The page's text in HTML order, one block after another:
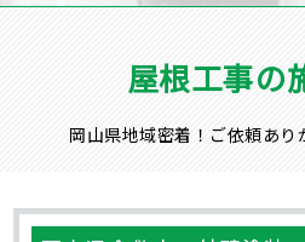
屋根工事の
岡山県地域密着！ご依頼あり